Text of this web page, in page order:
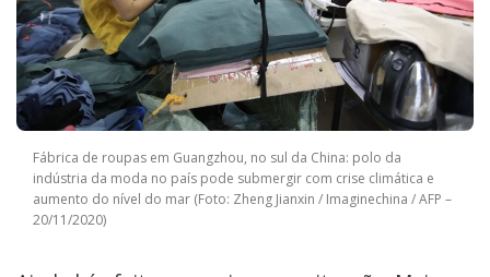
Fábrica de roupas em Guangzhou, no sul da China: polo da
indústria da moda no país pode submergir com crise climática e
aumento do nível do mar (Foto: Zheng Jianxin / Imaginechina / AFP –
20/11/2020)